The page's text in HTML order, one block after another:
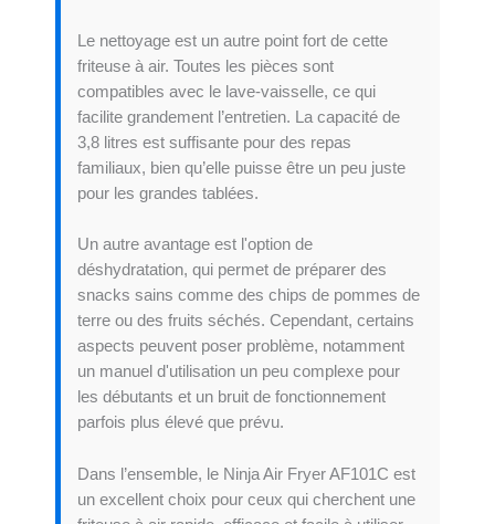
Le nettoyage est un autre point fort de cette
friteuse à air. Toutes les pièces sont
compatibles avec le lave-vaisselle, ce qui
facilite grandement l’entretien. La capacité de
3,8 litres est suffisante pour des repas
familiaux, bien qu’elle puisse être un peu juste
pour les grandes tablées.
Un autre avantage est l'option de
déshydratation, qui permet de préparer des
snacks sains comme des chips de pommes de
terre ou des fruits séchés. Cependant, certains
aspects peuvent poser problème, notamment
un manuel d'utilisation un peu complexe pour
les débutants et un bruit de fonctionnement
parfois plus élevé que prévu.
Dans l’ensemble, le Ninja Air Fryer AF101C est
un excellent choix pour ceux qui cherchent une